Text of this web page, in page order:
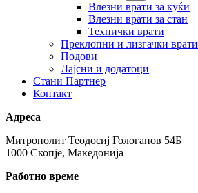
Влезни врати за куќи
Влезни врати за стан
Технички врати
Преклопни и лизгачки врати
Подови
Лајсни и додатоци
Стани Партнер
Контакт
Адреса
Митрополит Теодосиј Гологанов 54Б
1000 Скопје, Македонија
Работно време